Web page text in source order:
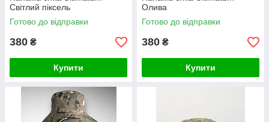
Світлий піксель
Готово до відправки
380 ₴
Купити
Олива
Готово до відправки
380 ₴
Купити